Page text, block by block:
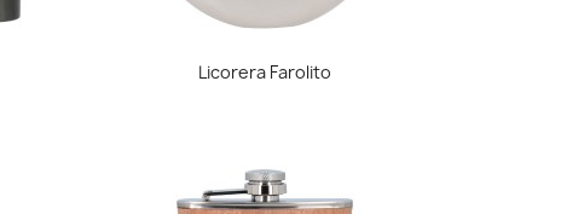
Vista rápida
Licorera Farolito